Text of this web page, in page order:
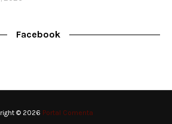
Facebook
© 2026 Portal Comenta